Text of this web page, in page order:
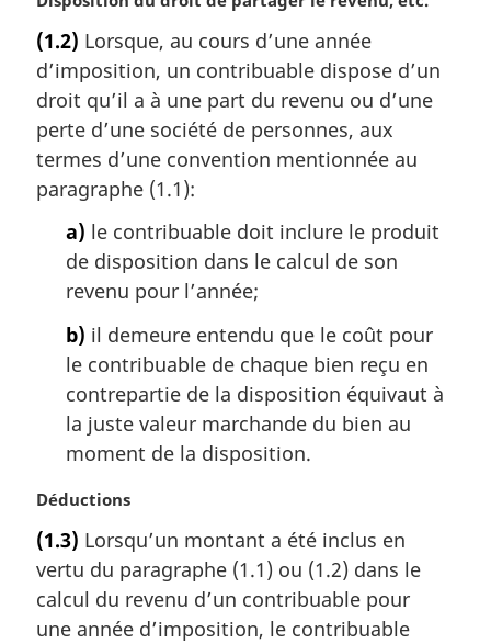
t
e
m
a
r
g
i
(1.2) Lorsque, au cours d’une année
d’imposition, un contribuable dispose d’un
droit qu’il a à une part du revenu ou d’une
perte d’une société de personnes, aux
termes d’une convention mentionnée au
paragraphe (1.1):
a) le contribuable doit inclure le produit
de disposition dans le calcul de son
revenu pour l’année;
b) il demeure entendu que le coût pour
le contribuable de chaque bien reçu en
contrepartie de la disposition équivaut à
la juste valeur marchande du bien au
moment de la disposition.
N
t
e
m
a
Déductions
(1.3) Lorsqu’un montant a été inclus en
vertu du paragraphe (1.1) ou (1.2) dans le
calcul du revenu d’un contribuable pour
une année d’imposition, le contribuable